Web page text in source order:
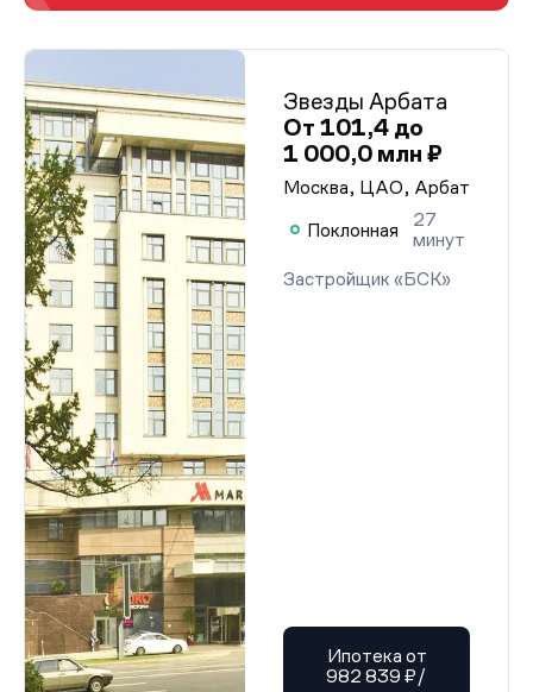
Звезды Арбата
От 101,4 до
1 000,0 млн ₽
Москва, ЦАО, Арбат
Поклонная
27
минут
Застройщик «БСК»
Ипотека от
982 839 ₽/